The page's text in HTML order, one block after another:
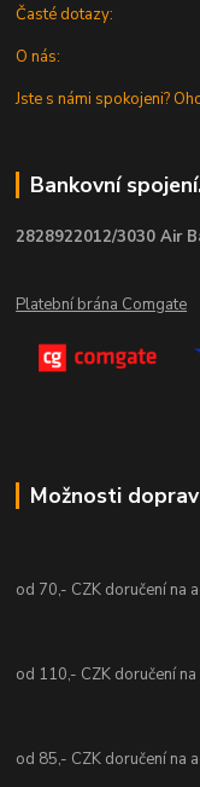
Časté dotazy:
O nás:
Jste s námi spokojeni?
Bankovní
2828922012/3030 Air
Platební brána Comgate
Možnosti
od 70,- CZK doručení na
od 110,- CZK doručení na
od 85,- CZK doručení na